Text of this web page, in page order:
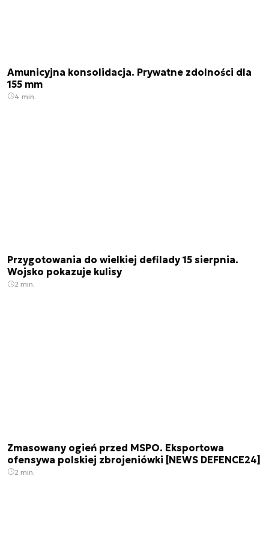
Amunicyjna konsolidacja. Prywatne zdolności dla
155 mm
4 min.
Przygotowania do wielkiej defilady 15 sierpnia.
Wojsko pokazuje kulisy
2 min.
Zmasowany ogień przed MSPO. Eksportowa
ofensywa polskiej zbrojeniówki [NEWS DEFENCE24]
2 min.